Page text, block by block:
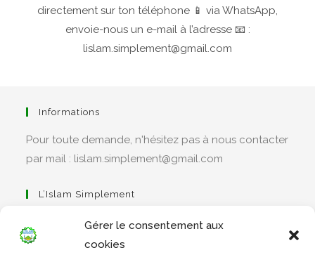
Gérer le consentement aux
cookies
directement sur ton téléphone 📱 via WhatsApp,
envoie-nous un e-mail à l’adresse 📧 :
lislam.simplement@gmail.com
Informations
Pour toute demande, n'hésitez pas à nous contacter
par mail : lislam.simplement@gmail.com
L’Islam Simplement